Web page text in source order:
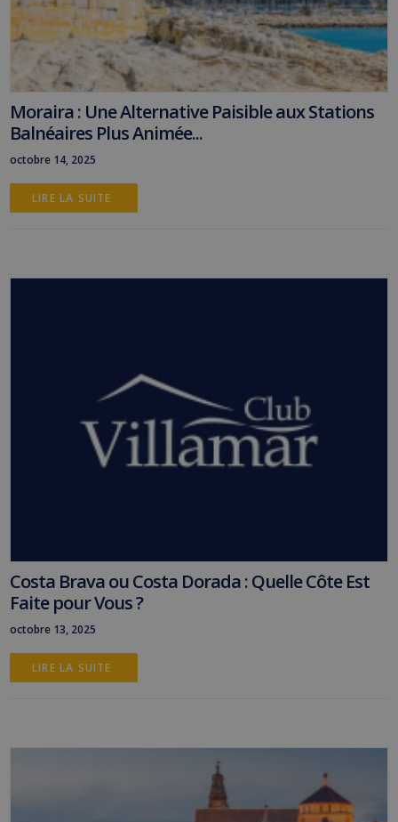
Moraira : Une Alternative Paisible aux Stations
Balnéaires Plus Animée...
octobre 14, 2025
LIRE LA SUITE
Costa Brava ou Costa Dorada : Quelle Côte Est
Faite pour Vous ?
octobre 13, 2025
LIRE LA SUITE